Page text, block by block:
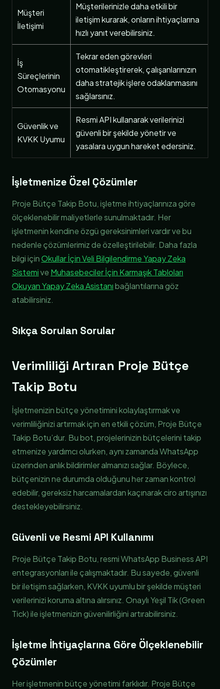
Müşteri
İletişimi
Müşterilerinizle daha etkili bir
iletişim kurarak, onların ihtiyaçlarına
hızlı yanıt verebilirsiniz.
İş
Süreçlerinin
Otomasyonu
Tekrar eden görevleri
otomatikleştirerek, çalışanlarınızın
daha stratejik işlere odaklanmasını
sağlarsınız.
Güvenlik ve
KVKK Uyumu
Resmi API kullanarak verilerinizi
güvenli bir şekilde yönetir ve
yasalara uygun hareket edersiniz.
İşletmenize Özel Çözümler
Proje Bütçe Takip Botu, işletme ihtiyaçlarınıza göre
ölçeklenebilir maliyetlerle sunulmaktadır. Her
işletmenin kendine özgü gereksinimleri vardır ve bu
nedenle çözümlerimiz de özelleştirilebilir. Daha fazla
bilgi içinOkullar İçin Veli Bilgilendirme Yapay Zeka
Sistemive Muhasebeciler İçin Karmaşık Tabloları
Okuyan Yapay Zeka Asistanıbağlantılarına göz
atabilirsiniz.
Sıkça Sorulan Sorular
Verimliliği Artıran Proje Bütçe
Takip Botu
İşletmenizin bütçe yönetimini kolaylaştırmak ve
verimliliğinizi artırmak için en etkili çözüm, Proje Bütçe
Takip Botu’dur. Bu bot, projelerinizin bütçelerini takip
etmenize yardımcı olurken, aynı zamanda WhatsApp
üzerinden anlık bildirimler almanızı sağlar. Böylece,
bütçenizin ne durumda olduğunu her zaman kontrol
edebilir, gereksiz harcamalardan kaçınarak ciro artışınızı
destekleyebilirsiniz.
Güvenli ve Resmi API Kullanımı
Proje Bütçe Takip Botu, resmi WhatsApp Business API
entegrasyonları ile çalışmaktadır. Bu sayede, güvenli
bir iletişim sağlarken, KVKK uyumlu bir şekilde müşteri
verilerinizi koruma altına alırsınız. Onaylı Yeşil Tik (Green
Tick) ile işletmenizin güvenilirliğini artırabilirsiniz.
İşletme İhtiyaçlarına Göre Ölçeklenebilir
Çözümler
Her işletmenin bütçe yönetimi farklıdır. Proje Bütçe